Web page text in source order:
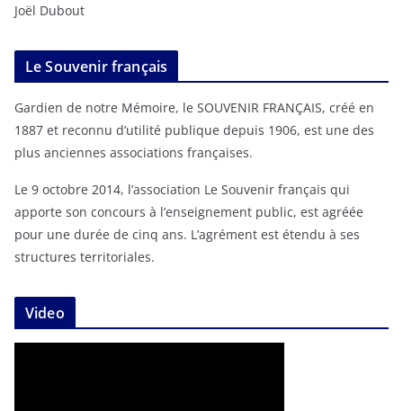
Joël Dubout
Le Souvenir français
Gardien de notre Mémoire, le SOUVENIR FRANÇAIS, créé en
1887 et reconnu d’utilité publique depuis 1906, est une des
plus anciennes associations françaises.
Le 9 octobre 2014, l’association Le Souvenir français qui
apporte son concours à l’enseignement public, est agréée
pour une durée de cinq ans. L’agrément est étendu à ses
structures territoriales.
Video